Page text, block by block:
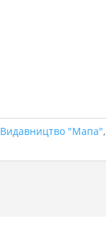
Видавництво "Мапа",